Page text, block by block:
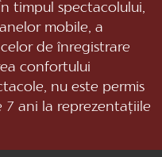
timpul spectacolului,
mobile, a
de înregistrare
confortului
nu este permis
7 ani la reprezentaţiile